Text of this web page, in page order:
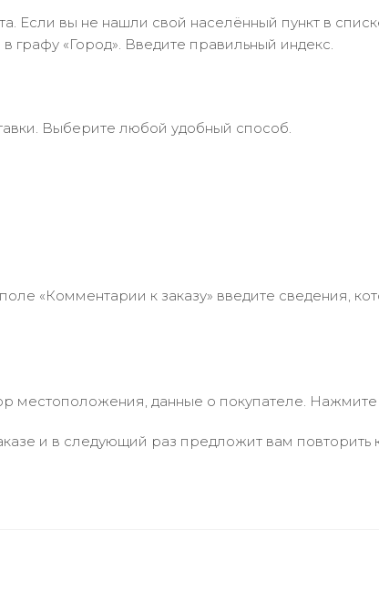
Если вы не нашли свой населённый пункт в
графу «Город». Введите правильный индекс.
Выберите любой удобный способ.
«Комментарии к заказу» введите сведения,
местоположения, данные о покупателе. Нажмите
и в следующий раз предложит вам повторить